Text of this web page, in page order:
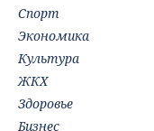
Спорт
Экономика
Культура
ЖКХ
Здоровье
Бизнес